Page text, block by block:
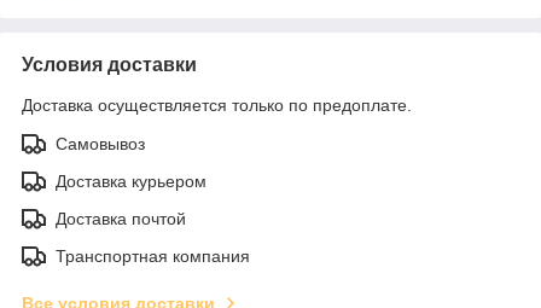
Условия доставки
Доставка осуществляется только по предоплате.
Самовывоз
Доставка курьером
Доставка почтой
Транспортная компания
Все условия доставки